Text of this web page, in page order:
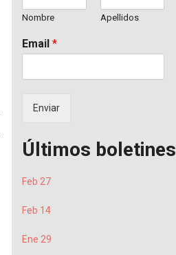
Nombre Apellidos
Email *
Enviar
Últimos boletines
Feb 27
Feb 14
Ene 29